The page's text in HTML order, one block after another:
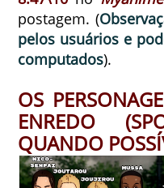
postagem. (
pelos usuários e
computados).
OS
ENREDO
QUANDO